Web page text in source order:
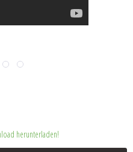
herunterladen!